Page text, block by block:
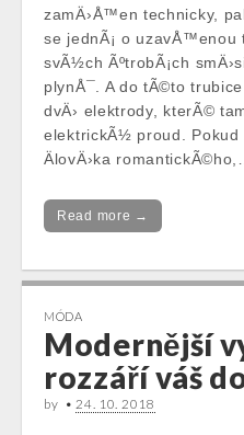
zamÄ›Å™en technicky,
se jednÃ¡ o uzavÅ™enou
svÃ½ch ÃºtrobÃ¡ch
plynÅ¯. A do tÃ©to
dvÄ› elektrody, kterÃ©
elektrickÃ½ proud. Pokud
ÄlovÄ›ka romantickÃ©ho,…
Read more →
MÓDA
Modernější
rozzáří váš
by • 24. 10. 2018